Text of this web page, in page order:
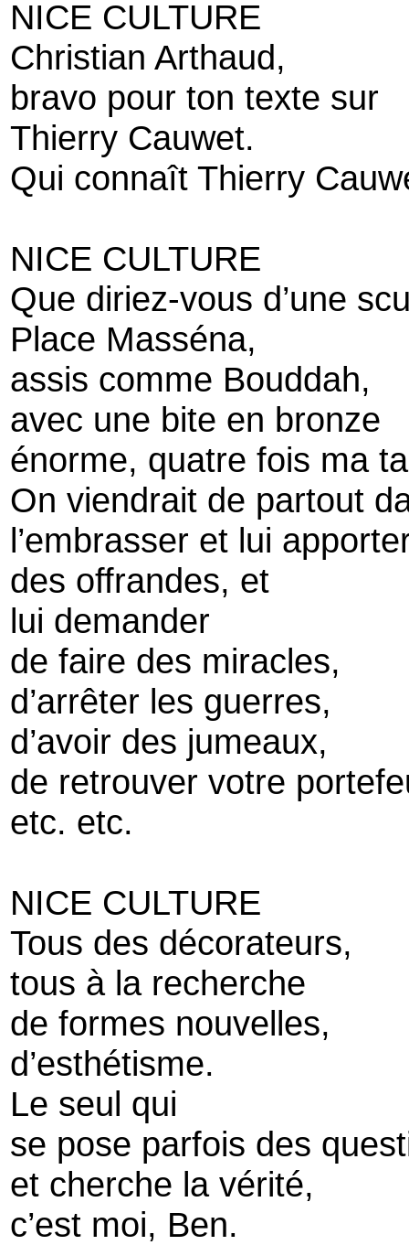
NICE CULTURE
Christian Arthaud,
bravo pour ton texte sur
Thierry Cauwet.
Qui connaît Thierry
NICE CULTURE
Que diriez-vous d’une
Place Masséna,
assis comme Bouddah,
avec une bite en bronze
énorme, quatre fois ma
On viendrait de partout
l’embrasser et lui
des offrandes, et
lui demander
de faire des miracles,
d’arrêter les guerres,
d’avoir des jumeaux,
de retrouver votre
etc. etc.
NICE CULTURE
Tous des décorateurs,
tous à la recherche
de formes nouvelles,
d’esthétisme.
Le seul qui
se pose parfois des
et cherche la vérité,
c’est moi, Ben.